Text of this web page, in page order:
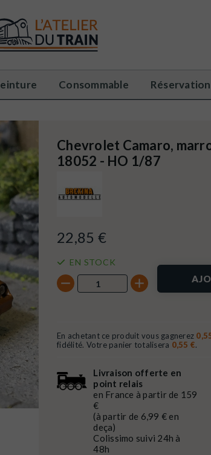
Consommable Réservation
Chevrolet Camaro,
18052 - HO 1/87
22,85 €
EN STOCK
En achetant ce produit vous gagnerez
fidélité. Votre panier totalisera 0,55 €.
Livraison offerte en
point relais
en France à partir de 159
€
(à partir de 6,99 € en
deça)
Colissimo suivi 24h à
48h